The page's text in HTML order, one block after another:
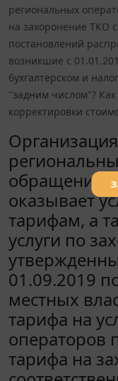
региональных
на захоронение ТКО
постановлений
возникшие с
бухгалтерском и
"задним числом"?
корректировки
обращению
оказывает
тарифам, а
услуги по
01.09.2019
местных
тарифа на
операторов
тарифа на